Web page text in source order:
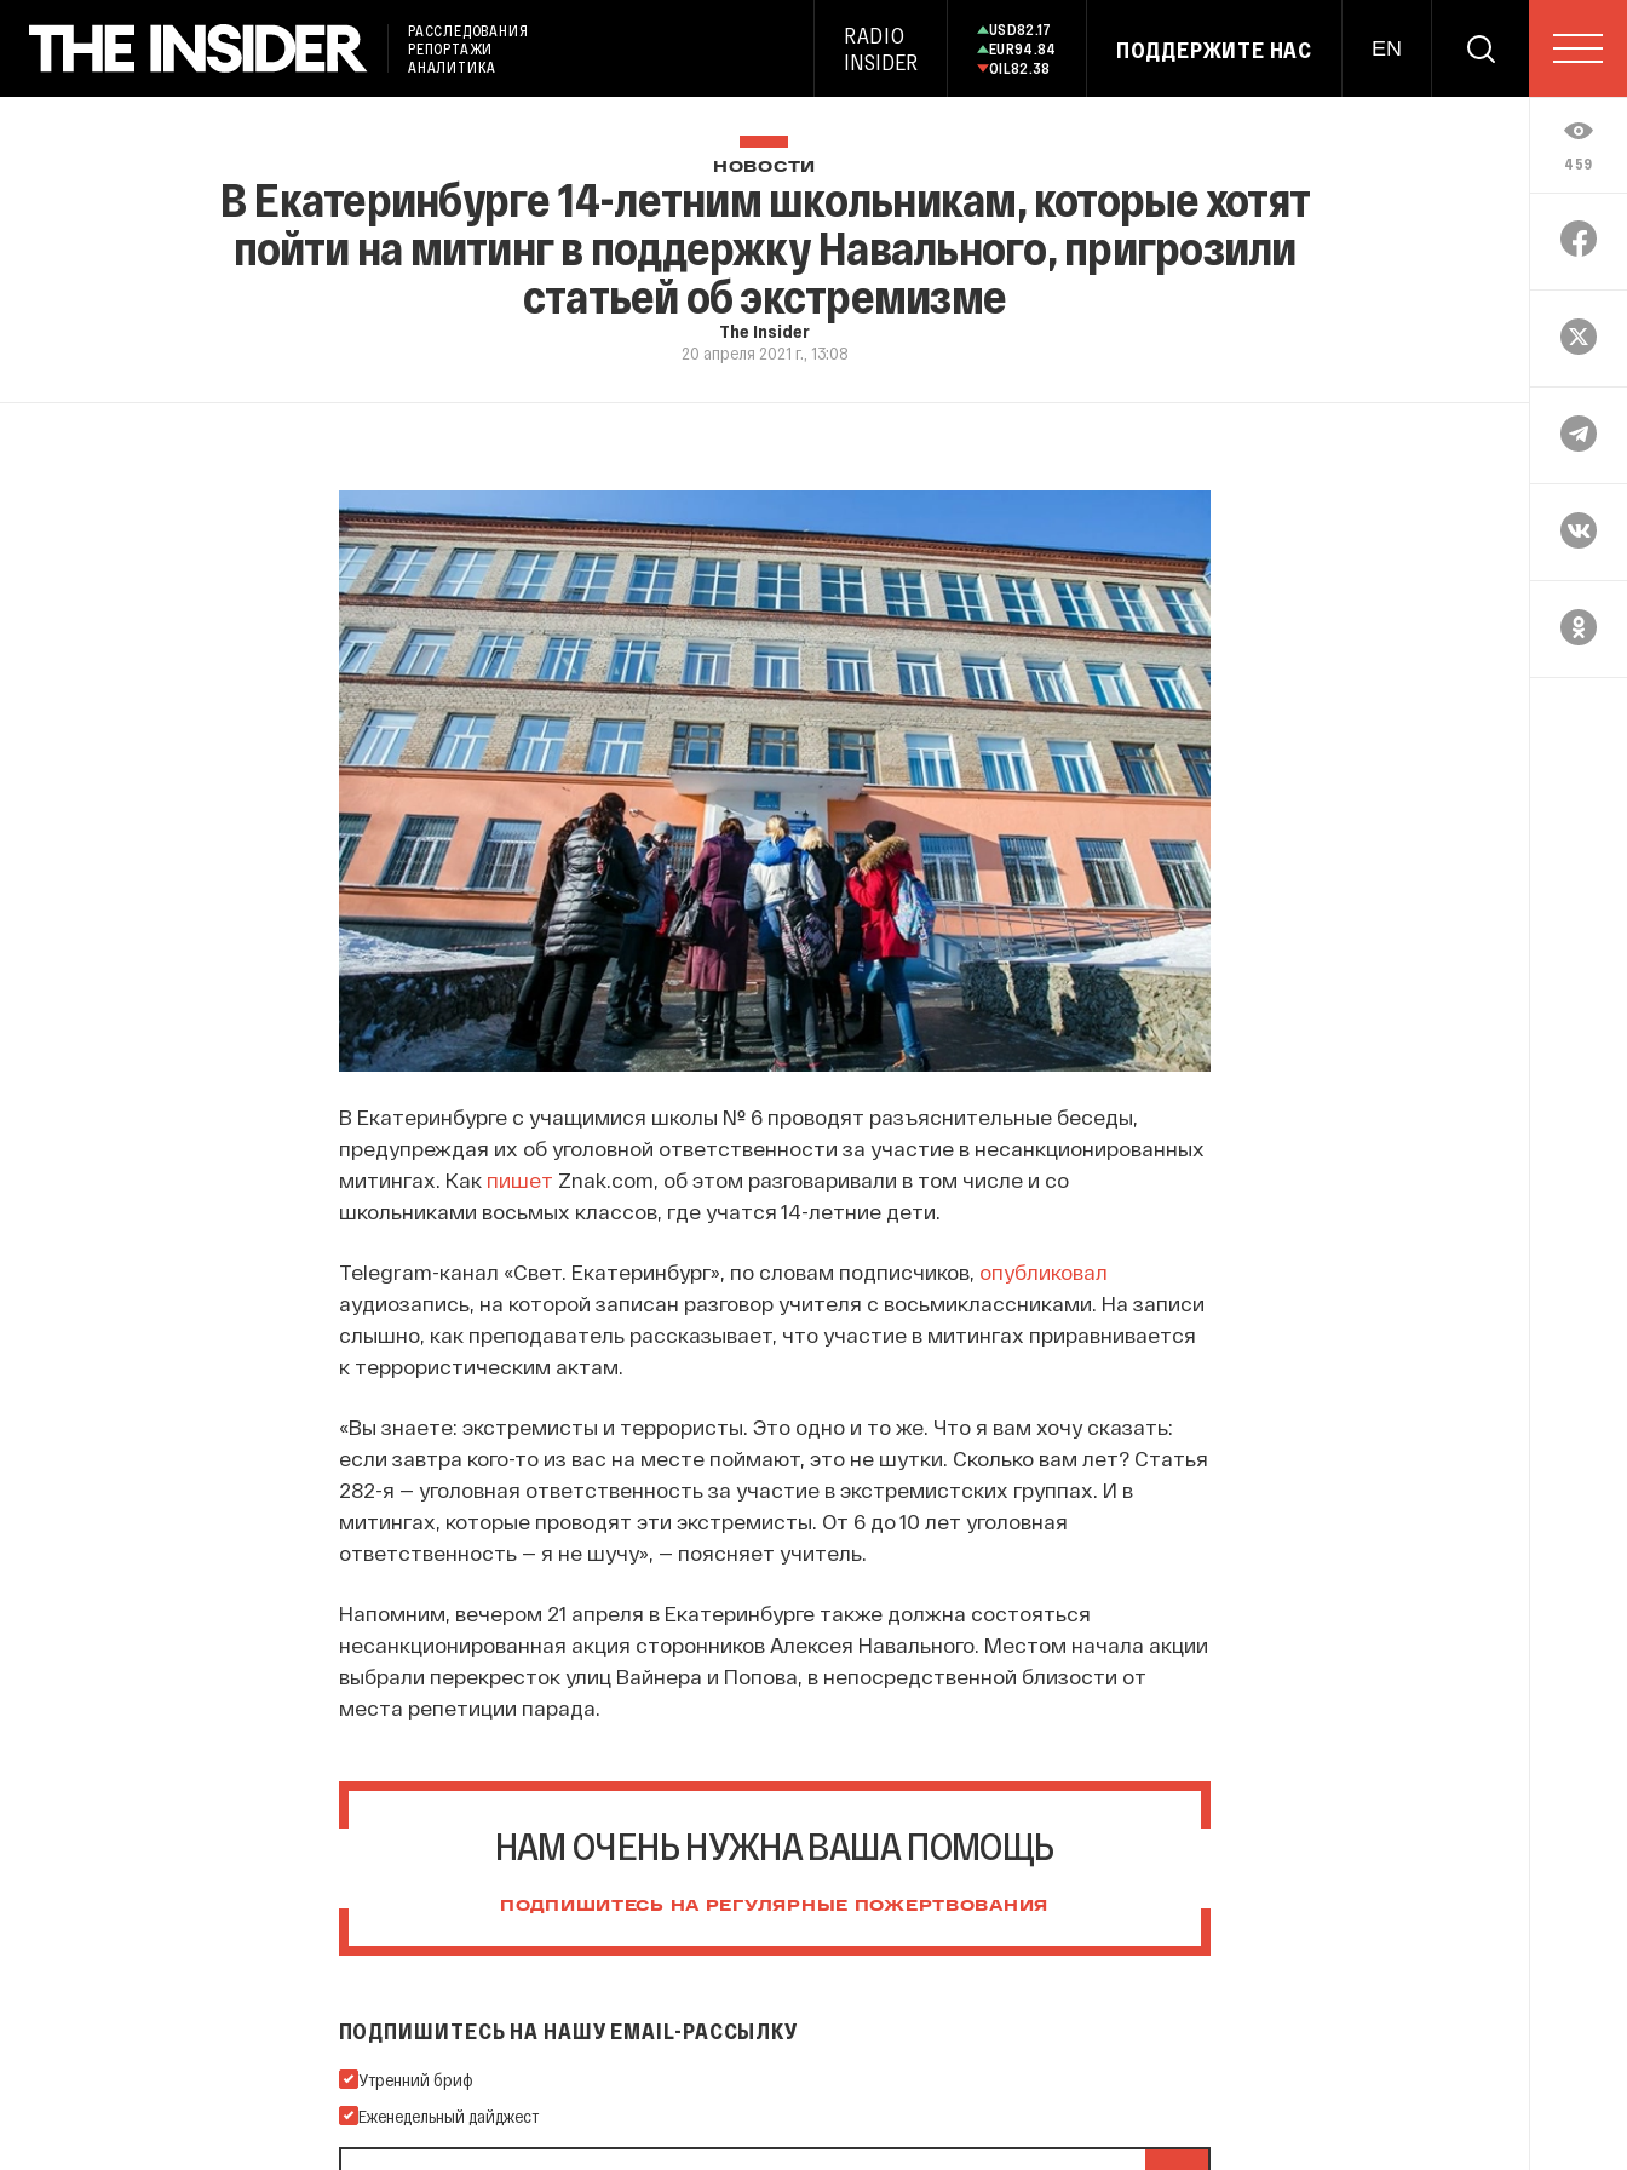
РАССЛЕДОВАНИЯ
РЕПОРТАЖИ
АНАЛИТИКА
RADIO
INSIDER
USD82.17
EUR94.84
OIL82.38
ПОДДЕРЖИТЕ НАС EN
459
НОВОСТИ
В Екатеринбурге 14-летним школьникам, которые хотят
пойти на митинг в поддержку Навального, пригрозили
статьей об экстремизме
The Insider
20 апреля 2021 г., 13:08
В Екатеринбурге с учащимися школы № 6 проводят разъяснительные беседы,
предупреждая их об уголовной ответственности за участие в несанкционированных
митингах. Как пишет Znak.com, об этом разговаривали в том числе и со
школьниками восьмых классов, где учатся 14-летние дети.
Telegram-канал «Свет. Екатеринбург», по словам подписчиков, опубликовал
аудиозапись, на которой записан разговор учителя с восьмиклассниками. На записи
слышно, как преподаватель рассказывает, что участие в митингах приравнивается
к террористическим актам.
«Вы знаете: экстремисты и террористы. Это одно и то же. Что я вам хочу сказать:
если завтра кого-то из вас на месте поймают, это не шутки. Сколько вам лет? Статья
282-я — уголовная ответственность за участие в экстремистских группах. И в
митингах, которые проводят эти экстремисты. От 6 до 10 лет уголовная
ответственность — я не шучу», — поясняет учитель.
Напомним, вечером 21 апреля в Екатеринбурге также должна состояться
несанкционированная акция сторонников Алексея Навального. Местом начала акции
выбрали перекресток улиц Вайнера и Попова, в непосредственной близости от
места репетиции парада.
НАМ ОЧЕНЬ НУЖНА ВАША ПОМОЩЬ
ПОДПИШИТЕСЬ НА РЕГУЛЯРНЫЕ ПОЖЕРТВОВАНИЯ
ПОДПИШИТЕСЬ НА НАШУ EMAIL-РАССЫЛКУ
Подпишитесь на нашу Email-рассылку
Утренний бриф
Еженедельный дайджест